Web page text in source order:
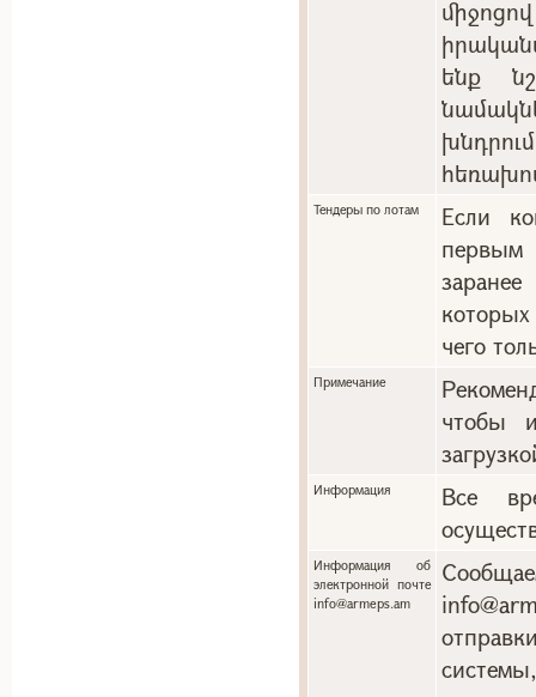
ենք
Тендеры по лотам
Если
первым
чего
Примечание
чтобы
Информация
Все
Информация об
электронной почте
info@armeps.am